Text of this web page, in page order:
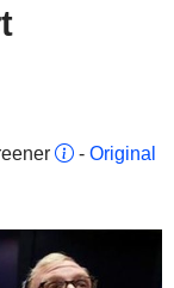
- Original